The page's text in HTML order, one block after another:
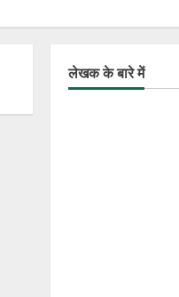
लेखक के बारे में